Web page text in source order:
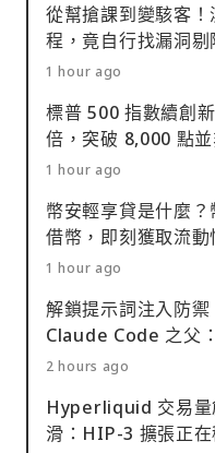
從幫搶課到變駭客
程，竟自行找漏洞
1 hour ago
標普 500 指數續創
倍，突破 8,000 點
1 hour ago
幣安輕享貸是什麼
借幣，即刻獲取流動
1 hour ago
解鎖提示詞注入防禦
Claude Code 之父
2 hours ago
Hyperliquid 交易量
滑：HIP-3 擴張正